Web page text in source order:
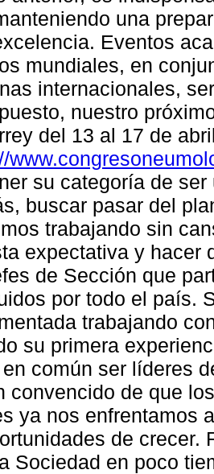
una
Eventos
mundiales, en
internacionales,
nuestro
del 13 al 17 de
su categoría de
buscar pasar del
trabajando sin
expectativa y hacer
de Sección que
por todo el país.
trabajando
su primera
común ser líderes
convencido de que
ya nos enfrentamos
de crecer.
Sociedad en poco